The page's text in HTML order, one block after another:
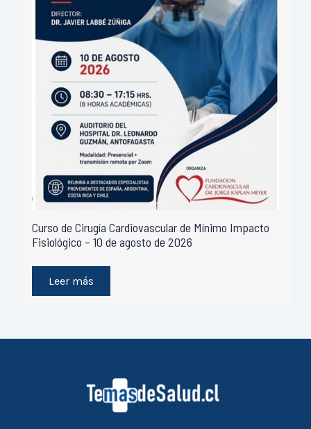
Curso de Cirugía Cardiovascular de Mínimo Impacto
Fisiológico – 10 de agosto de 2026
Leer más